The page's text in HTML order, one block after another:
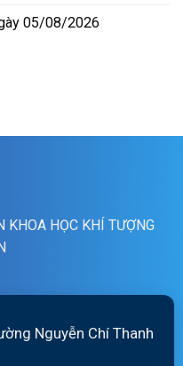
05/08/2026
KHOA HỌC KHÍ TƯỢNG
Nguyễn Chí Thanh